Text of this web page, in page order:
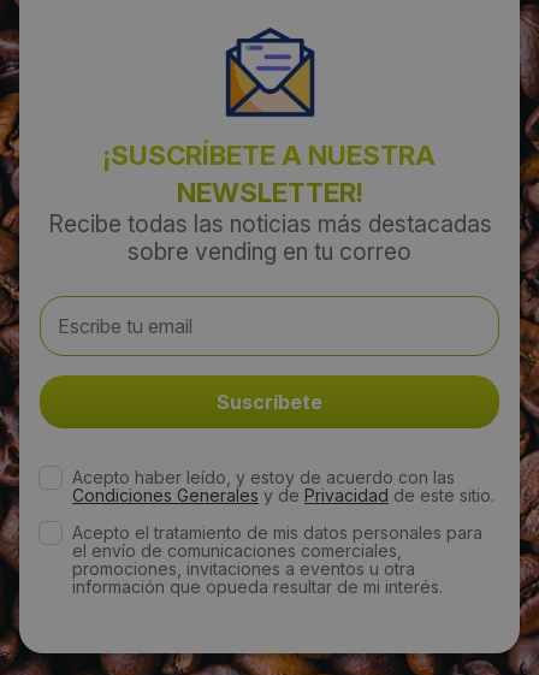
¡SUSCRÍBETE A NUESTRA
NEWSLETTER!
Recibe todas las noticias más destacadas
sobre vending en tu correo
Acepto haber leído, y estoy de acuerdo con las
Condiciones Generales y de Privacidad de este sitio.
Acepto el tratamiento de mis datos personales para
el envío de comunicaciones comerciales,
promociones, invitaciones a eventos u otra
información que opueda resultar de mi interés.